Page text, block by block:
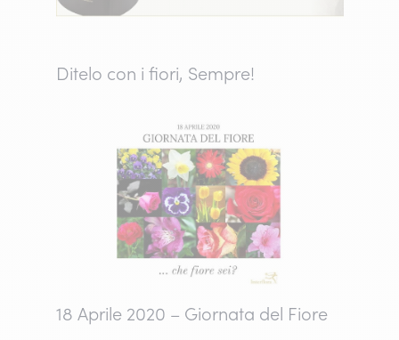
Ditelo con i fiori, Sempre!
18 Aprile 2020 – Giornata del Fiore